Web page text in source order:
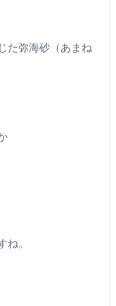
た弥海砂（あまね
。